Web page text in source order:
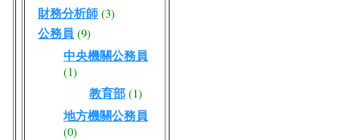
財務分析師 (3)
公務員 (9)
中央機關公務員
(1)
教育部 (1)
地方機關公務員
(0)